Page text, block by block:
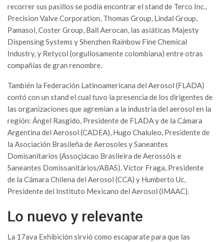
recorrer sus pasillos se podía encontrar el stand de Terco Inc.,
Precision Valve Corporation, Thomas Group, Lindal Group,
Pamasol, Coster Group, Ball Aerocan, las asiáticas Majesty
Dispensing Systems y Shenzhen Rainbow Fine Chemical
Industry, y Retycol (orgullosamente colombiana) entre otras
compañías de gran renombre.
También la Federación Latinoamericana del Aerosol (FLADA)
contó con un stand el cual tuvo la presencia de los dirigentes de
las organizaciones que agremian a la industria del aerosol en la
región: Ángel Rasgido, Presidente de FLADA y de la Cámara
Argentina del Aerosol (CADEA), Hugo Chaluleo, Presidente de
la Asociación Brasileña de Aerosoles y Saneantes
Domisanitarios (Assoçiácao Brasileira de Aerossóis e
Saneantes Domissanitários/ABAS), Víctor Fraga, Presidente
de la Cámara Chilena del Aerosol (CCA) y Humberto Uc,
Presidente del Instituto Mexicano del Aerosol (IMAAC).
Lo nuevo y relevante
La 17ava Exhibición sirvió como escaparate para que las